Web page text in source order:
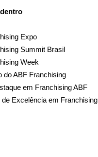
Expo
Summit Brasil
Week
do ABF Franchising
em Franchising ABF
de Excelência em Franchising